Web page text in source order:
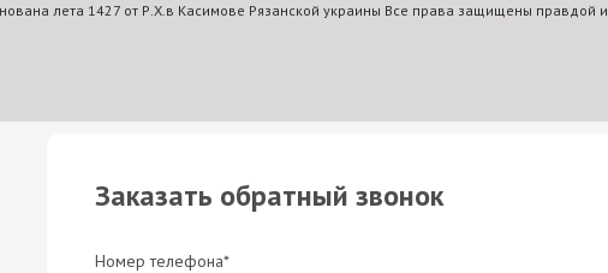
лета 1427 от Р.Х.в Касимове Рязанской украины Все права защищены правдой и
Заказать обратный звонок
Номер телефона*